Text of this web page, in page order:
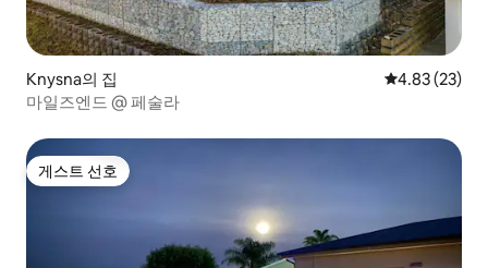
Knysna의 집 평점 4.83점(5
4.83 (23)
마일즈엔드 @ 페술라
게스트 선호
게스트 선호